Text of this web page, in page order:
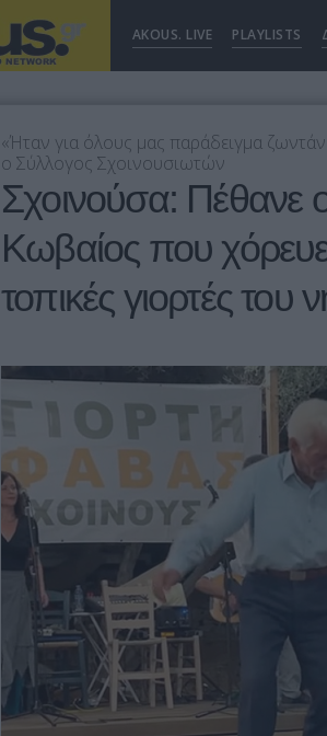
AKOUS. LIVE PLAYLISTS
«Ήταν για όλους μας παράδειγμα
ο Σύλλογος Σχοινουσιωτών
Σχοινούσα: Πέθανε
Κωβαίος που
τοπικές γιορτές του